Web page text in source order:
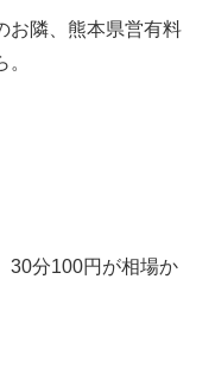
お隣、熊本県営有料
30分100円が相場か